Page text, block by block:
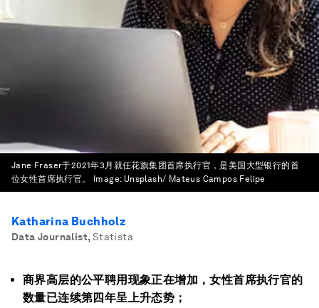
Jane Fraser于2021年3月就任花旗集团首席执行官，是美国大型银行的首
位女性首席执行官。
Image: Unsplash/ Mateus Campos Felipe
Katharina Buchholz
Data Journalist, Statista
商界高层的公平聘用现象正在增加，女性首席执行官的
数量已连续第四年呈上升态势；